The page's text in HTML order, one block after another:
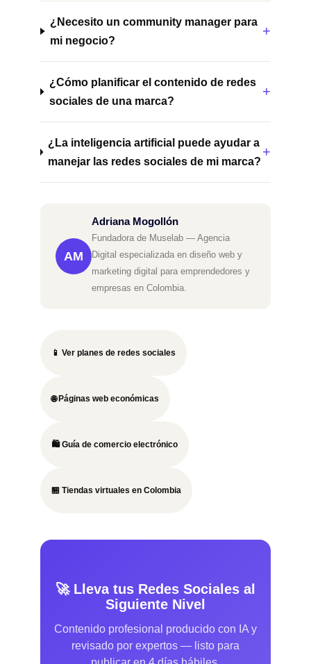
¿Necesito un community manager para
mi negocio?
¿Cómo planificar el contenido de redes
sociales de una marca?
¿La inteligencia artificial puede ayudar a
manejar las redes sociales de mi marca?
AM
Adriana Mogollón
Fundadora de Muselab — Agencia
Digital especializada en diseño web y
marketing digital para emprendedores y
empresas en Colombia.
📱 Ver planes de redes sociales
🌐 Páginas web económicas
🛍️ Guía de comercio electrónico
🏪 Tiendas virtuales en Colombia
🚀 Lleva tus Redes Sociales al
Siguiente Nivel
Contenido profesional producido con IA y
revisado por expertos — listo para